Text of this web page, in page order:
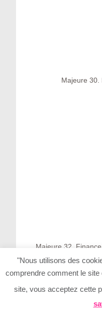
Majeure 30.
Majeure 32.
"Nous utilisons des
comprendre comment le
site, vous acceptez cette